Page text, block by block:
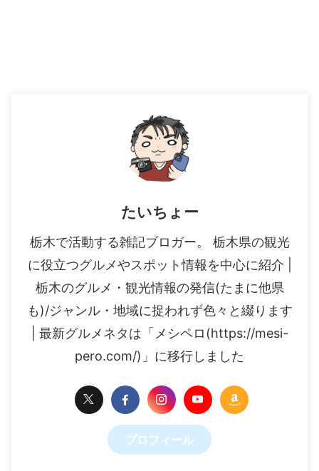
たいちょー
栃木で活動する雑記ブロガー。 栃木県の観光
に役立つグルメやスポット情報を中心に紹介 |
栃木のグルメ・観光情報の発信(たまに他県
も)/ジャンル・地域に捉われず色々と綴ります
| 最新グルメネタは「メシペロ(https://mesi-
pero.com/)」に移行しました
プロフィール